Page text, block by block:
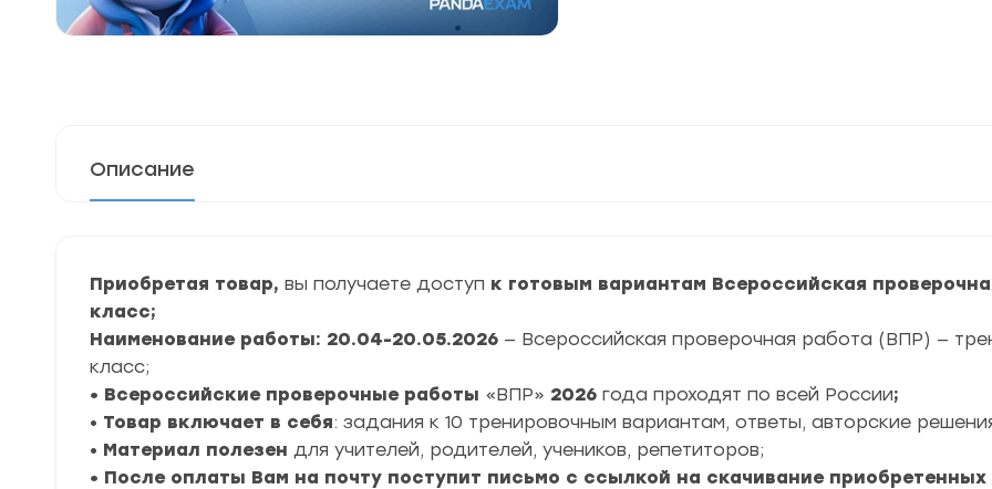
Описание
Приобретая товар, вы получаете доступ к готовым вариантам Всероссийская
класс;
Наименование работы: 20.04-20.05.2026 — Всероссийская проверочная работа (ВПР) —
класс;
• Всероссийские проверочные работы «ВПР» 2026 года проходят по всей России;
• Товар включает в себя: задания к 10 тренировочным вариантам, ответы, авторские
• Материал полезен для учителей, родителей, учеников, репетиторов;
• После оплаты Вам на почту поступит письмо с ссылкой на скачивание приобретенных